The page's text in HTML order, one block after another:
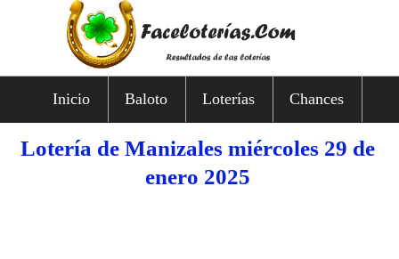
Inicio Baloto Loterías Chances
Lotería de Manizales miércoles 29 de
enero 2025